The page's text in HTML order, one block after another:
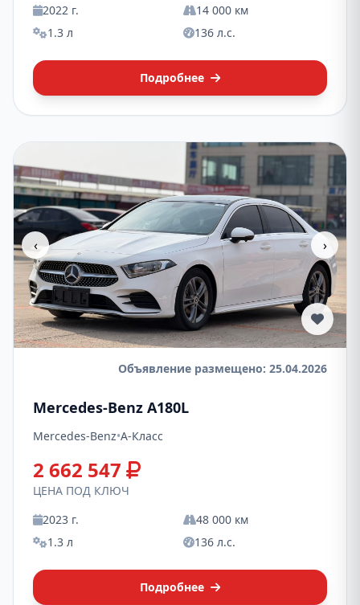
2022 г.
14 000 км
1.3 л
136 л.с.
Подробнее
‹ ›
Объявление размещено: 25.04.2026
Mercedes-Benz A180L
Mercedes-Benz•A-Класс
2 662 547
ЦЕНА ПОД КЛЮЧ
2023 г.
48 000 км
1.3 л
136 л.с.
Подробнее